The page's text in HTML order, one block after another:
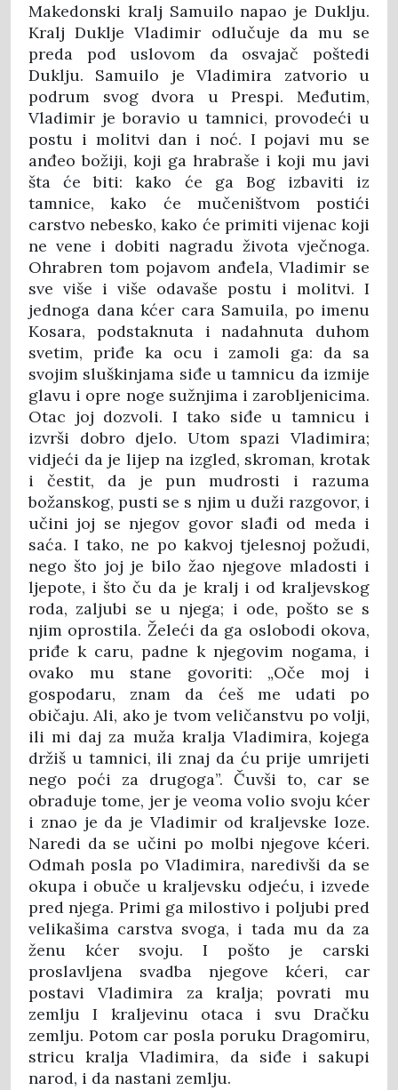
Makedonski kralj Samuilo napao je Duklju.
Kralj Duklje Vladimir odlučuje da mu se
preda pod uslovom da osvajač poštedi
Duklju. Samuilo je Vladimira zatvorio u
podrum svog dvora u Prespi. Međutim,
Vladimir je boravio u tamnici, provodeći u
postu i molitvi dan i noć. I pojavi mu se
anđeo božiji, koji ga hrabraše i koji mu javi
šta će biti: kako će ga Bog izbaviti iz
tamnice, kako će mučeništvom postići
carstvo nebesko, kako će primiti vijenac koji
ne vene i dobiti nagradu života vječnoga.
Ohrabren tom pojavom anđela, Vladimir se
sve više i više odavaše postu i molitvi. I
jednoga dana kćer cara Samuila, po imenu
Kosara, podstaknuta i nadahnuta duhom
svetim, priđe ka ocu i zamoli ga: da sa
svojim sluškinjama siđe u tamnicu da izmije
glavu i opre noge sužnjima i zarobljenicima.
Otac joj dozvoli. I tako siđe u tamnicu i
izvrši dobro djelo. Utom spazi Vladimira;
vidjeći da je lijep na izgled, skroman, krotak
i čestit, da je pun mudrosti i razuma
božanskog, pusti se s njim u duži razgovor, i
učini joj se njegov govor slađi od meda i
saća. I tako, ne po kakvoj tjelesnoj požudi,
nego što joj je bilo žao njegove mladosti i
ljepote, i što ču da je kralj i od kraljevskog
roda, zaljubi se u njega; i ode, pošto se s
njim oprostila. Želeći da ga oslobodi okova,
priđe k caru, padne k njegovim nogama, i
ovako mu stane govoriti: „Oče moj i
gospodaru, znam da ćeš me udati po
običaju. Ali, ako je tvom veličanstvu po volji,
ili mi daj za muža kralja Vladimira, kojega
držiš u tamnici, ili znaj da ću prije umrijeti
nego poći za drugoga”. Čuvši to, car se
obraduje tome, jer je veoma volio svoju kćer
i znao je da je Vladimir od kraljevske loze.
Naredi da se učini po molbi njegove kćeri.
Odmah posla po Vladimira, naredivši da se
okupa i obuče u kraljevsku odjeću, i izvede
pred njega. Primi ga milostivo i poljubi pred
velikašima carstva svoga, i tada mu da za
ženu kćer svoju. I pošto je carski
proslavljena svadba njegove kćeri, car
postavi Vladimira za kralja; povrati mu
zemlju I kraljevinu otaca i svu Dračku
zemlju. Potom car posla poruku Dragomiru,
stricu kralja Vladimira, da siđe i sakupi
narod, i da nastani zemlju.